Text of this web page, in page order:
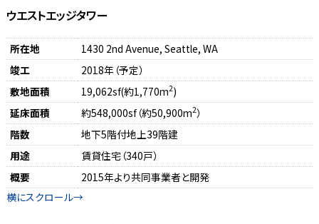
ウエストエッジタワー
所在地
1430 2nd Avenue, Seattle, WA
竣工
2018年（予定）
敷地面積
19,062sf(約1,770m2)
延床面積
約548,000sf（約50,900m2）
階数
地下5階付地上39階建
用途
賃貸住宅（340戸）
概要
2015年より共同事業者と開発